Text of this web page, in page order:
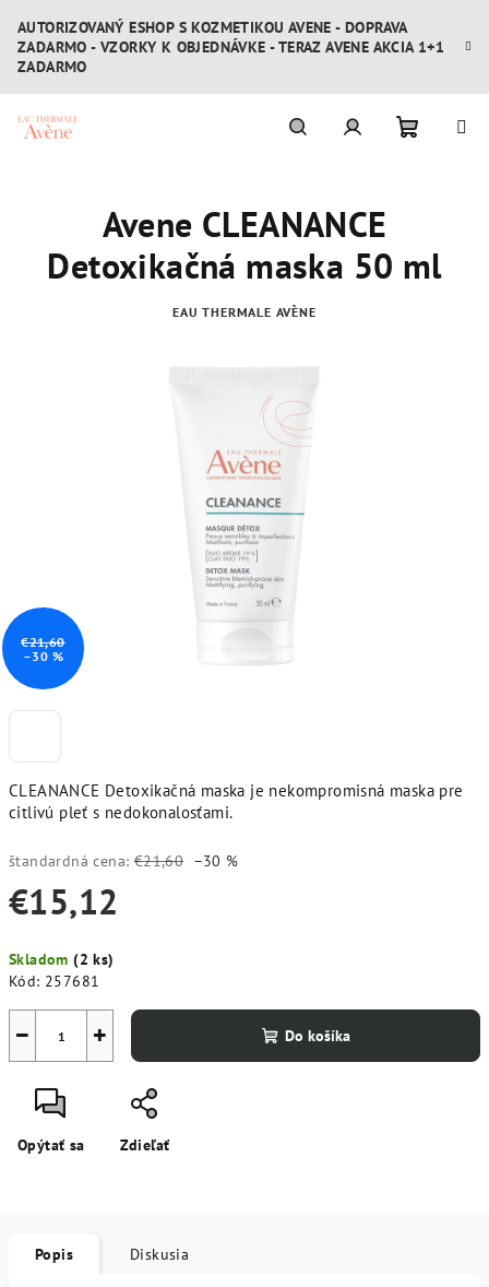
obsah
AUTORIZOVANÝ ESHOP S KOZMETIKOU AVENE - DOPRAVA
ZADARMO - VZORKY K OBJEDNÁVKE - TERAZ AVENE AKCIA 1+1
ZADARMO
CLEANANCE Detoxikačná maska je nekompromisná maska pre
citlivú pleť s nedokonalosťami.
štandardná cena: €21,60 –30 %
€15,12
cena:
Skladom(2 ks)
Kód: 257681
+
− Do košíka
Opýtať sa Zdieľať
Avene CLEANANCE
Detoxikačná maska 50 ml
EAU THERMALE AVÈNE
€21,60
–30 %
Popis Diskusia